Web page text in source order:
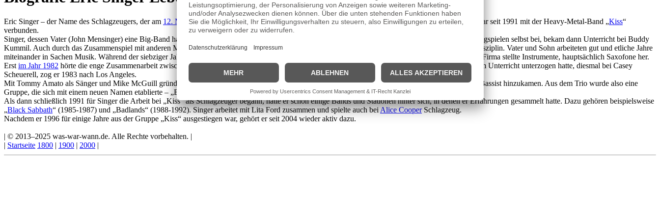
Eric Singer – der Name des Schlagzeugers, der am 12. Mai 1958in Ohio mit dem bürgerlichen Namen Eric Doyle Mensinger geboren wurde, ist untrennbar seit 1991 mit der Heavy-Metal-Band „Kiss“
verbunden.
Singer, dessen Vater (John Mensinger) eine Big-Band hatte, ließ den Sohn sehr früh in der Band mitspielen. Zunächst brachte sich der Junge das Schlagzeugspielen selbst bei, bekam dann Unterricht bei Buddy
Kummil. Auch durch das Zusammenspiel mit anderen Musikern, das der Vater dem Jungen ermöglicht hatte, war dessen Ehrgeiz groß und ebenso seine Disziplin. Vater und Sohn arbeiteten gut und etliche Jahre
miteinander in Sachen Musik. Während der siebziger Jahre verschaffte der junge Singer sich einen Nebenverdienst bei „King Musical Instruments“. Diese Firma stellte Instrumente, hauptsächlich Saxofone her.
Erst im Jahr 1982 hörte die enge Zusammenarbeit zwischen Vater und Sohn auf, Eric Singer begann eigene Wege zu gehen. Nachdem Singer sich weiterem Unterricht unterzogen hatte, diesmal bei Casey
Scheuerell, zog er 1983 nach Los Angeles.
Mit Tommy Amato als Sänger und Mike McGuill gründete Singer „Pop Opera“, eine Band, zu der dann David Lewin als Keyboarder und Bill March als Bassist hinzukamen. Aus dem Trio wurde also eine
Gruppe, die sich mit einem neuen Namen etablierte – „Beau Coup“. Mit einigen Achtungserfolgen konnte die Band einen Plattenvertrag abschließen.
Als dann schließlich 1991 für Singer die Arbeit bei „Kiss“ als Schlagzeuger begann, hatte er schon einige Bands und Stationen hinter sich, in denen er Erfahrungen gesammelt hatte. Dazu gehören beispielsweise
„Black Sabbath“ (1985-1987) und „Badlands“ (1988-1992). Singer arbeitet mit Lita Ford zusammen und spielte auch beiAlice CooperSchlagzeug.
Nachdem er 1996 für einige Jahre aus der Gruppe „Kiss“ ausgestiegen war, gehört er seit 2004 wieder aktiv dazu.
| © 2013–2025 was-war-wann.de. Alle Rechte vorbehalten. |
| Startseite 1800 | 1900 | 2000 |